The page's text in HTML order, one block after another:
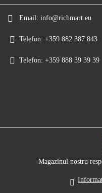
Email: info@richmart.eu
Telefon: +359 882 387 843
Telefon: +359 888 39 39 39
Magazinul nostru